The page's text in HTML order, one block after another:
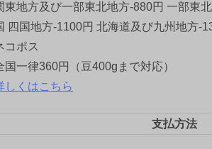
東地方及び一部東北地方-880円 一部東
四国地方-1100円 北海道及び九州地方-
コポス
国一律360円（豆400gまで対応）
しくはこちら
支払方法